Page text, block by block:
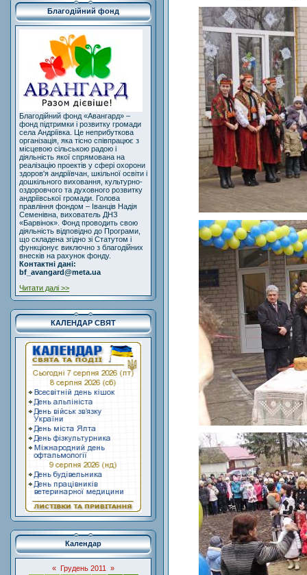
Благодійний фонд
Благодійний фонд «Авангард» –
фонд підтримки і розвитку громади
села Андріївка. Це неприбуткова
організація, яка тісно співпрацює з
місцевою сільською радою і
діяльність якої спрямована на
реалізацію проектів у сфері охорони
здоров'я андріївчан, шкільної освіти і
дошкільного виховання, культурно-
оздоровчого та духовного розвитку
андріївської громади. Голова
правління фондом – Іванців Надія
Семенівна, вихователь ДНЗ
«Барвінок». Фонд проводить свою
діяльність відповідно до Програми,
що складена згідно зі Статутом і
функціонує виключно з благодійних
внесків на рахунок фонду.
Контактні дані:
bf_avangard@meta.ua
Читати далі >>
КАЛЕНДАР СВЯТ
Календар
« Грудень 2011
»